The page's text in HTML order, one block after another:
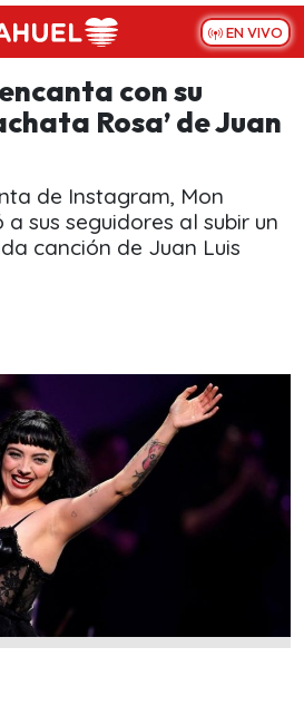
EN VIVO
con su
Rosa’ de Juan
de Instagram, Mon
sus seguidores al subir un
canción de Juan Luis